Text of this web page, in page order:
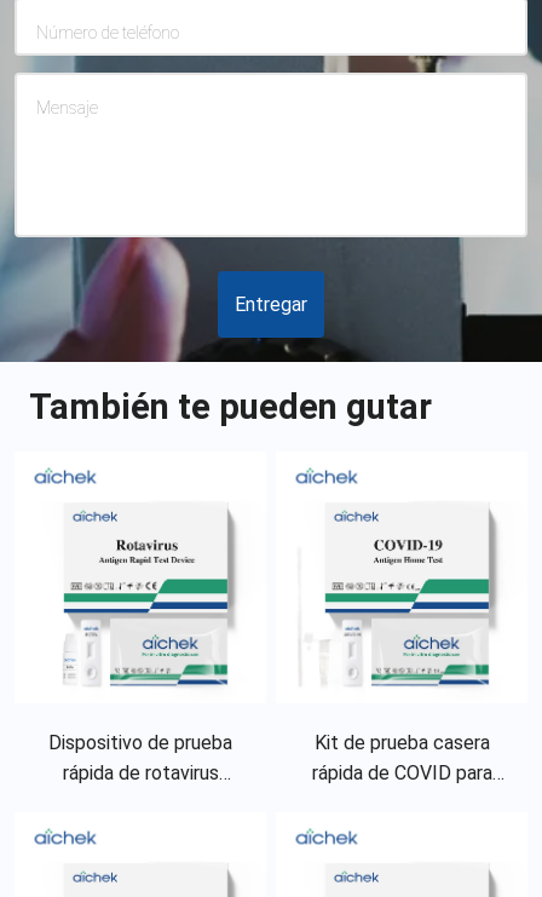
Número de teléfono
Mensaje
Entregar
También te pueden gutar
Dispositivo de prueba
rápida de rotavirus
Kit de prueba casera
rápida de COVID para